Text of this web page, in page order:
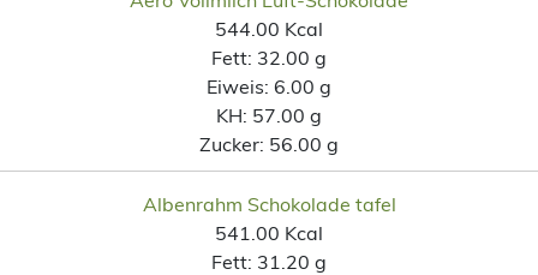
544.00 Kcal
Fett: 32.00 g
Eiweis: 6.00 g
KH: 57.00 g
Zucker: 56.00 g
Albenrahm Schokolade tafel
541.00 Kcal
Fett: 31.20 g